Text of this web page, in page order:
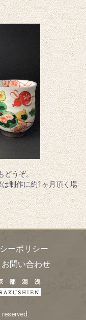
どうぞ。
制作に約1ヶ月頂く場
ーポリシー
お問い合わせ